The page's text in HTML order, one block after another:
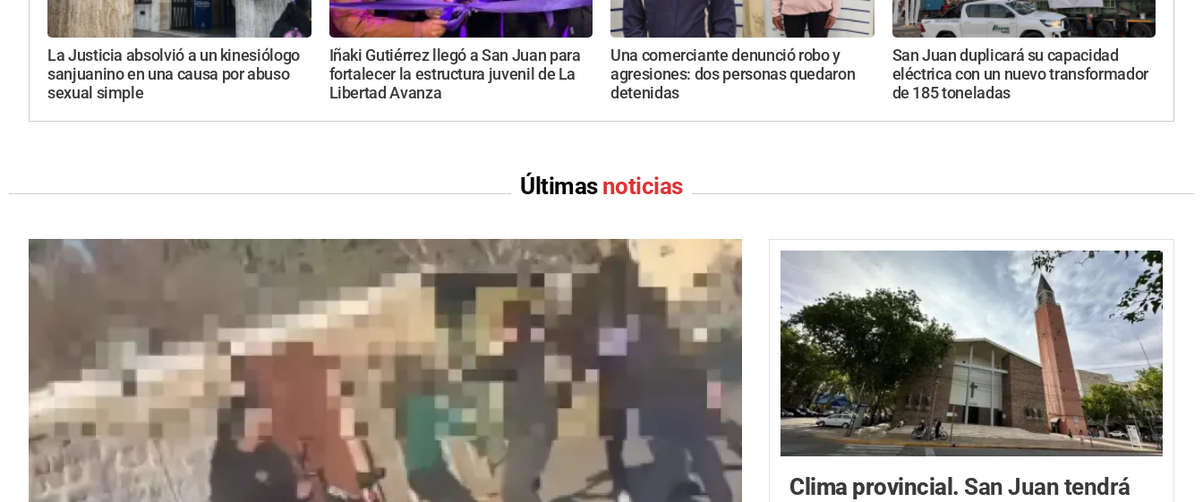
La Justicia absolvió a un kinesiólogo
sanjuanino en una causa por abuso
sexual simple
Iñaki Gutiérrez llegó a San Juan para
fortalecer la estructura juvenil de La
Libertad Avanza
Una comerciante denunció robo y
agresiones: dos personas quedaron
detenidas
San Juan duplicará su capacidad
eléctrica con un nuevo transformador
de 185 toneladas
Últimas noticias
Clima provincial. San Juan tendrá